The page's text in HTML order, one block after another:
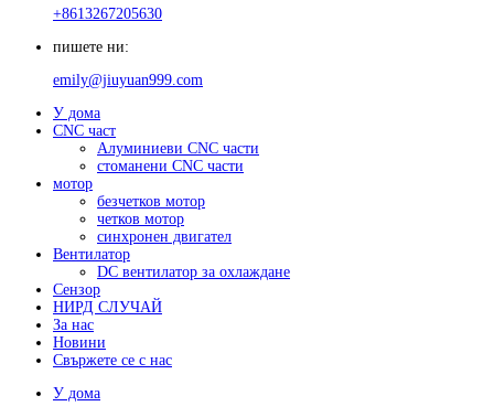
+8613267205630
пишете ни:
emily@jiuyuan999.com
У дома
CNC част
Алуминиеви CNC части
стоманени CNC части
мотор
безчетков мотор
четков мотор
синхронен двигател
Вентилатор
DC вентилатор за охлаждане
Сензор
НИРД СЛУЧАЙ
За нас
Новини
Свържете се с нас
У дома